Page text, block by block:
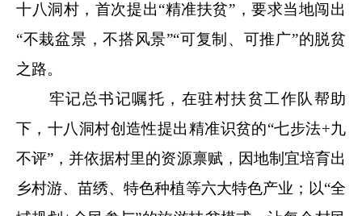
十八洞村，首次提出“精准扶贫”，要求当地闯出
“不栽盆景，不搭风景”“可复制、可推广”的脱贫
之路。
牢记总书记嘱托，在驻村扶贫工作队帮助
下，十八洞村创造性提出精准识贫的“七步法+九
不评”，并依据村里的资源禀赋，因地制宜培育出
乡村游、苗绣、特色种植等六大特色产业；以“全